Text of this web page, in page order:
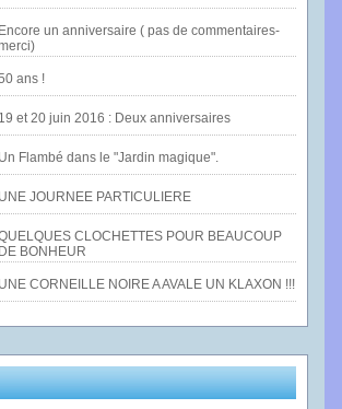
Encore un anniversaire ( pas de commentaires-
ans !
19 et 20 juin 2016 : Deux anniversaires
Un Flambé dans le "Jardin magique".
UNE JOURNEE PARTICULIERE
CLOCHETTES POUR BEAUCOUP
DE BONHEUR
UNE CORNEILLE NOIRE A AVALE UN KLAXON !!!